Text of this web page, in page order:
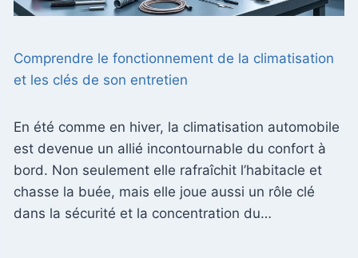
Comprendre le fonctionnement de la climatisation
et les clés de son entretien
En été comme en hiver, la climatisation automobile
est devenue un allié incontournable du confort à
bord. Non seulement elle rafraîchit l’habitacle et
chasse la buée, mais elle joue aussi un rôle clé
dans la sécurité et la concentration du…